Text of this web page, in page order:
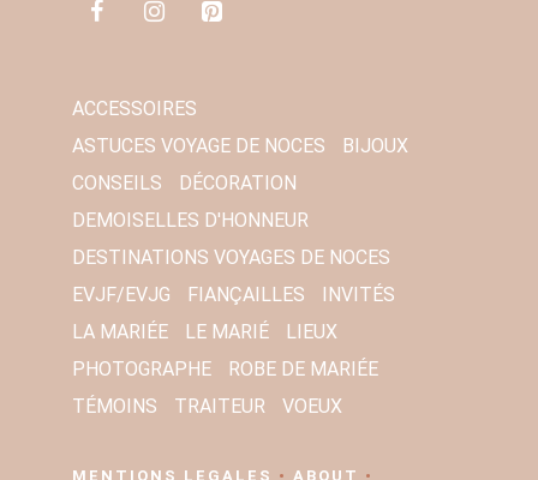
ACCESSOIRES
ASTUCES VOYAGE DE NOCES
BIJOUX
CONSEILS
DÉCORATION
DEMOISELLES D'HONNEUR
DESTINATIONS VOYAGES DE NOCES
EVJF/EVJG
FIANÇAILLES
INVITÉS
LA MARIÉE
LE MARIÉ
LIEUX
PHOTOGRAPHE
ROBE DE MARIÉE
TÉMOINS
TRAITEUR VOEUX
MENTIONS LEGALES • ABOUT •